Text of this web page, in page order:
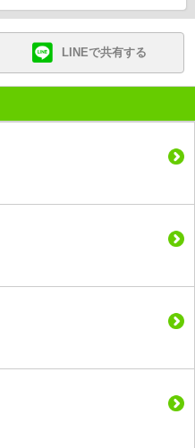
LINEで共有する